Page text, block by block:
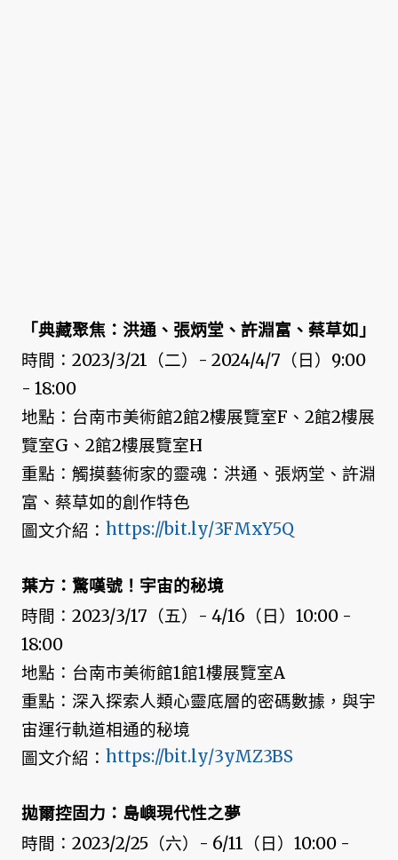
「典藏聚焦：洪通、張炳堂、許淵富、蔡草如」
時間：2023/3/21（二）- 2024/4/7（日）9:00
- 18:00
地點：台南市美術館2館2樓展覽室F、2館2樓展
覽室G、2館2樓展覽室H
重點：觸摸藝術家的靈魂：洪通、張炳堂、許淵
富、蔡草如的創作特色
圖文介紹： https://bit.ly/3FMxY5Q
葉方：驚嘆號！宇宙的秘境
時間：2023/3/17（五）- 4/16（日）10:00 -
18:00
地點：台南市美術館1館1樓展覽室A
重點：深入探索人類心靈底層的密碼數據，與宇
宙運行軌道相通的秘境
圖文介紹： https://bit.ly/3yMZ3BS
拋爾控固力：島嶼現代性之夢
時間：2023/2/25（六）- 6/11（日）10:00 -